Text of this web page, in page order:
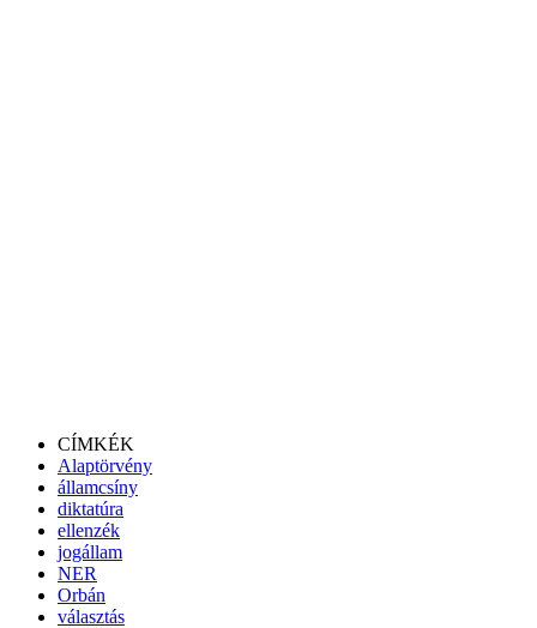
CÍMKÉK
Alaptörvény
államcsíny
diktatúra
ellenzék
jogállam
NER
Orbán
választás